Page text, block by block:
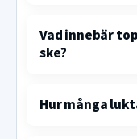
Vad innebär
ske?
Hur många